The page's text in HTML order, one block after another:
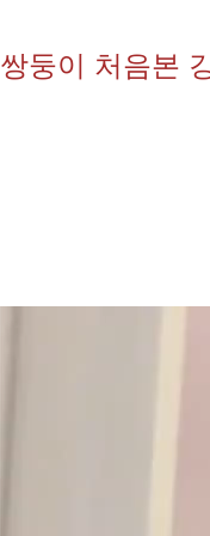
쌍둥이 처음본